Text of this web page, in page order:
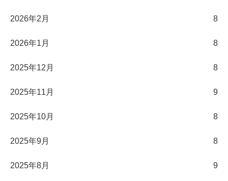
2026年2月 8
2026年1月 8
2025年12月 8
2025年11月 9
2025年10月 8
2025年9月 8
2025年8月 9